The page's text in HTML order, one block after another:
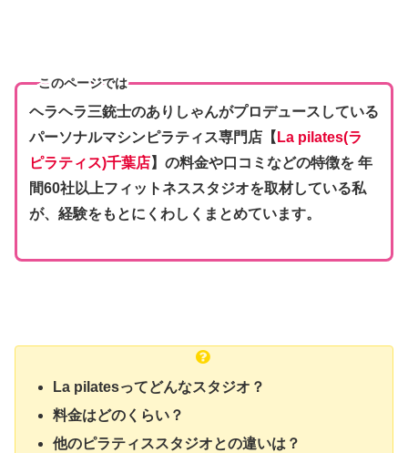
このページでは
ヘラヘラ三銃士のありしゃんがプロデュースしている
パーソナルマシンピラティス専門店【 La pilates(ラ
ピラティス)千葉店】の料金や口コミなどの特徴を 年
間60社以上フィットネススタジオを取材している私
が、経験をもとにくわしくまとめています。
La pilatesってどんなスタジオ？
料金はどのくらい？
他のピラティススタジオとの違いは？